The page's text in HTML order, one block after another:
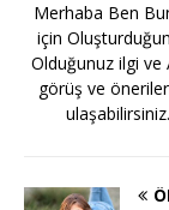
Merhaba Ben
için
Olduğunuz ilgi ve
görüş ve